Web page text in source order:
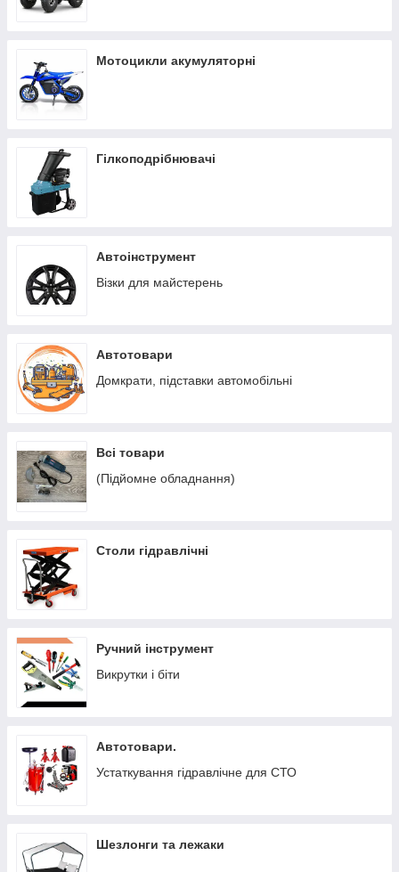
Мотоцикли акумуляторні
Гілкоподрібнювачі
Автоінструмент
Візки для майстерень
Автотовари
Домкрати, підставки автомобільні
Всі товари
(Підйомне обладнання)
Столи гідравлічні
Ручний інструмент
Викрутки і біти
Автотовари.
Устаткування гідравлічне для СТО
Шезлонги та лежаки